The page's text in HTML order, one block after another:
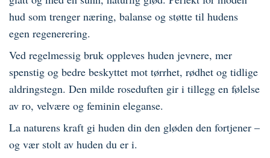
hud som trenger næring, balanse og støtte til hudens
egen regenerering.
Ved regelmessig bruk oppleves huden jevnere, mer
spenstig og bedre beskyttet mot tørrhet, rødhet og tidlige
aldringstegn. Den milde roseduften gir i tillegg en følelse
av ro, velvære og feminin eleganse.
La naturens kraft gi huden din den gløden den fortjener –
og vær stolt av huden du er i.